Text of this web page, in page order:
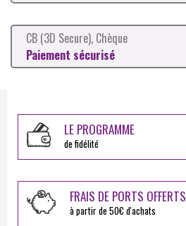
CB (3D Secure), Chèque
Paiement sécurisé
LE PROGRAMME
de fidélité
FRAIS DE PORTS OFFERTS
à partir de 50€ d'achats